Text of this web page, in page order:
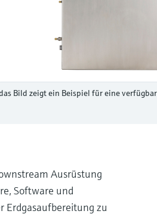
Bild zeigt ein Beispiel für eine
Ausrüstung
Software und
Erdgasaufbereitung zu